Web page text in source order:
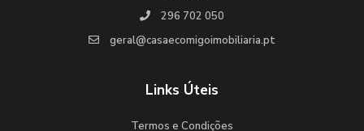
296 702 050
geral@casaecomigoimobiliaria.pt
Links Úteis
Termos e Condições